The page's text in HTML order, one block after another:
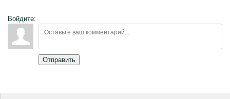
Войдите:
Отправить